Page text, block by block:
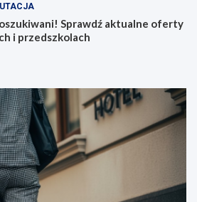
Sprawdź aktualne oferty
i przedszkolach